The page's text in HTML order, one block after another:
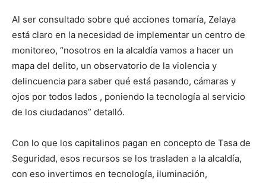
Al ser consultado sobre qué acciones tomaría, Zelaya
está claro en la necesidad de implementar un centro de
monitoreo, “nosotros en la alcaldía vamos a hacer un
mapa del delito, un observatorio de la violencia y
delincuencia para saber qué está pasando, cámaras y
ojos por todos lados , poniendo la tecnología al servicio
de los ciudadanos” detalló.
Con lo que los capitalinos pagan en concepto de Tasa de
Seguridad, esos recursos se los trasladen a la alcaldía,
con eso invertimos en tecnología, iluminación,